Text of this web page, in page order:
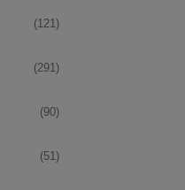
(121)
(291)
(90)
(51)